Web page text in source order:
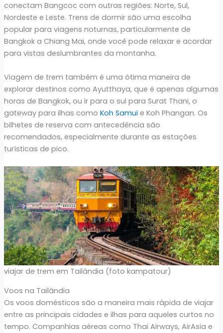
conectam Bangcoc com outras regiões: Norte, Sul,
Nordeste e Leste. Trens de dormir são uma escolha
popular para viagens noturnas, particularmente de
Bangkok a Chiang Mai, onde você pode relaxar e acordar
para vistas deslumbrantes da montanha.
Viagem de trem também é uma ótima maneira de
explorar destinos como Ayutthaya, que é apenas algumas
horas de Bangkok, ou ir para o sul para Surat Thani, o
gateway para ilhas como Koh Samuie Koh Phangan. Os
bilhetes de reserva com antecedência são
recomendados, especialmente durante as estações
turísticas de pico.
viajar de trem em Tailândia (foto kampatour)
Voos na Tailândia
Os voos domésticos são a maneira mais rápida de viajar
entre as principais cidades e ilhas para aqueles curtos no
tempo. Companhias aéreas como Thai Airways, AirAsia e